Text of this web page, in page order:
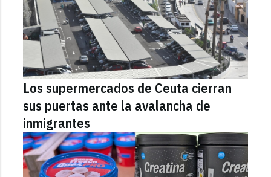
Los supermercados de Ceuta cierran
sus puertas ante la avalancha de
inmigrantes